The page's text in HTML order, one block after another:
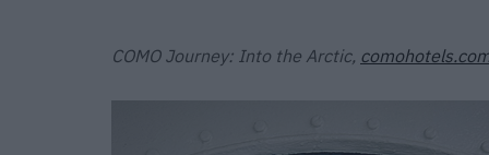
COMO Journey: Into the Arctic,